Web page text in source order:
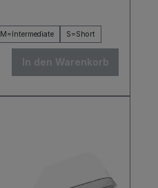
M=Intermediate S=Short
In den Warenkorb